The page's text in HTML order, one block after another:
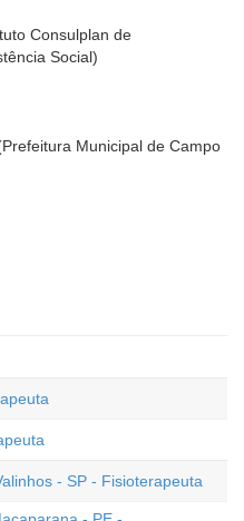
Consulplan de
Social)
Municipal de Campo
- SP - Fisioterapeuta